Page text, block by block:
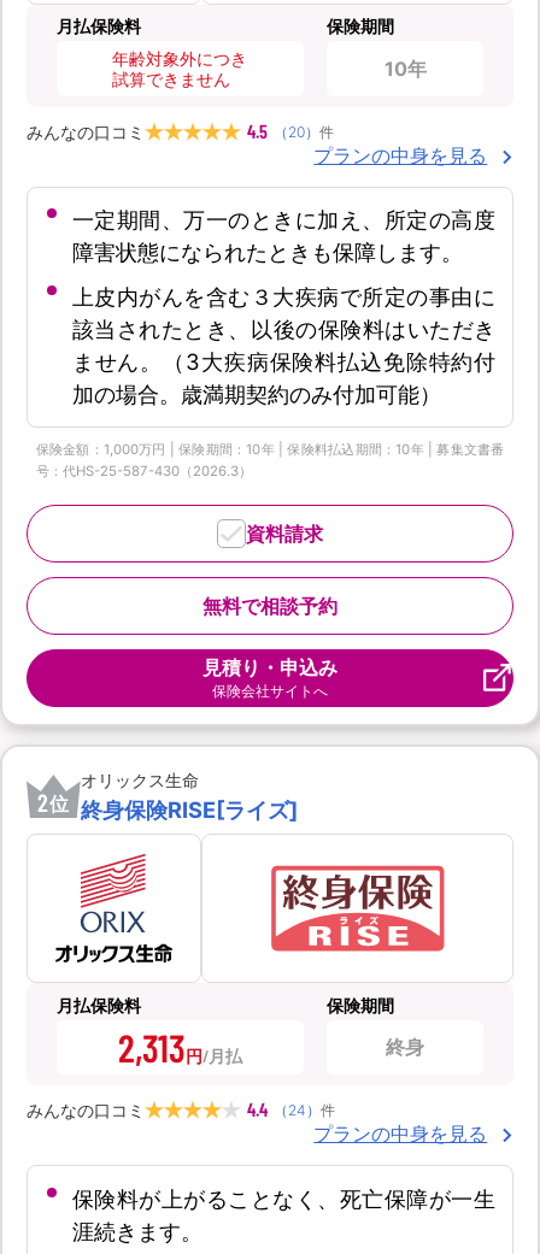
月払保険料
年齢対象外につき
試算できません
保険期間
10年
みんなの口コミ 4.5 （ 20） 件
プランの中身を見る
一定期間、万一のときに加え、所定の高度
障害状態になられたときも保障します。
上皮内がんを含む３大疾病で所定の事由に
該当されたとき、以後の保険料はいただき
ません。（3大疾病保険料払込免除特約付
加の場合。歳満期契約のみ付加可能）
保険金額：1,000万円 | 保険期間：10年 | 保険料払込期間：10年 | 募集文書番
号：代HS-25-587-430（2026.3）
無料で相談予約
資料請求
見積り・申込み
保険会社サイトへ
2位
オリックス生命
終身保険RISE[ライズ]
月払保険料
2,313円
保険期間
終身
みんなの口コミ 4.4 （ 24 ） 件
プランの中身を見る
保険料が上がることなく、死亡保障が一生
涯続きます。